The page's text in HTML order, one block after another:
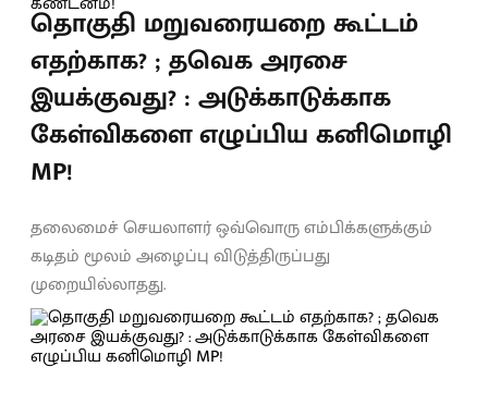
தொகுதி மறுவரையறை கூட்டம்
எதற்காக? ; தவெக அரசை
இயக்குவது? : அடுக்காடுக்காக
கேள்விகளை எழுப்பிய கனிமொழி
MP!
தலைமைச் செயலாளர் ஒவ்வொரு எம்பிக்களுக்கும்
கடிதம் மூலம் அழைப்பு விடுத்திருப்பது
முறையில்லாதது.